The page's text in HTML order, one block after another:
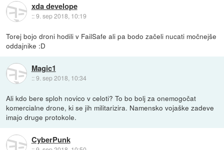
xda develope
::9. sep 2018, 10:19
Torej bojo droni hodili v FailSafe ali pa bodo začeli nucati močnejše
oddajnike :D
Magic1
::9. sep 2018, 10:34
Ali kdo bere sploh novico v celoti? To bo bolj za onemogočat
komercialne drone, ki se jih militarizira. Namensko vojaške zadeve
imajo druge protokole.
CyberPunk